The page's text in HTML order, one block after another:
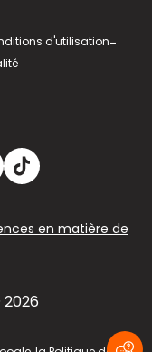
d'utilisation-
en matière de